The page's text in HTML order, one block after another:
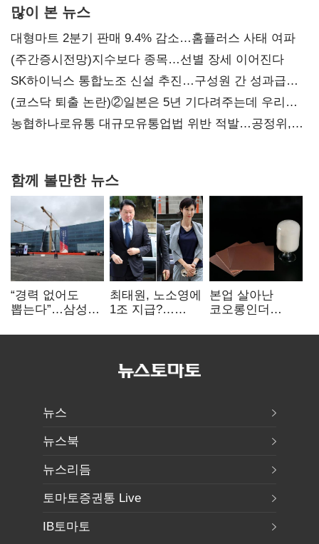
많이 본 뉴스
대형마트 2분기 판매 9.4% 감소…홈플러스 사태 여파
(주간증시전망)지수보다 종목…선별 장세 이어진다
SK하이닉스 통합노조 신설 추진…구성원 간 성과급
불만 확산
(코스닥 퇴출 논란)②일본은 5년 기다려주는데 우리는
당장 퇴출?…시간만으론 부족한 코스닥 구하기
농협하나로유통 대규모유통업법 위반 적발…공정위,
함께 볼만한 뉴스
“경력 없어도
뽑는다”…삼성
반도체 인재
최태원, 노소영에
1조 지급?…
본업 살아난
코오롱인더
배터리 소재로
뉴스
뉴스북
뉴스리듬
토마토증권통 Live
IB토마토